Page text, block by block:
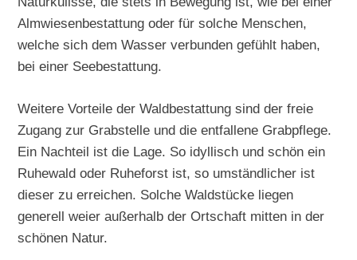
Almwiesenbestattung oder für solche Menschen,
welche sich dem Wasser verbunden gefühlt haben,
bei einer Seebestattung.
Weitere Vorteile der Waldbestattung sind der freie
Zugang zur Grabstelle und die entfallene Grabpflege.
Ein Nachteil ist die Lage. So idyllisch und schön ein
Ruhewald oder Ruheforst ist, so umständlicher ist
dieser zu erreichen. Solche Waldstücke liegen
generell weier außerhalb der Ortschaft mitten in der
schönen Natur.